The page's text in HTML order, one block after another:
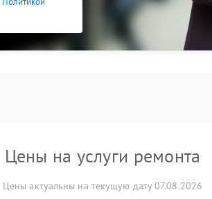
Цены на услуги ремонта
Цены актуальны на текущую дату 07.08.2026